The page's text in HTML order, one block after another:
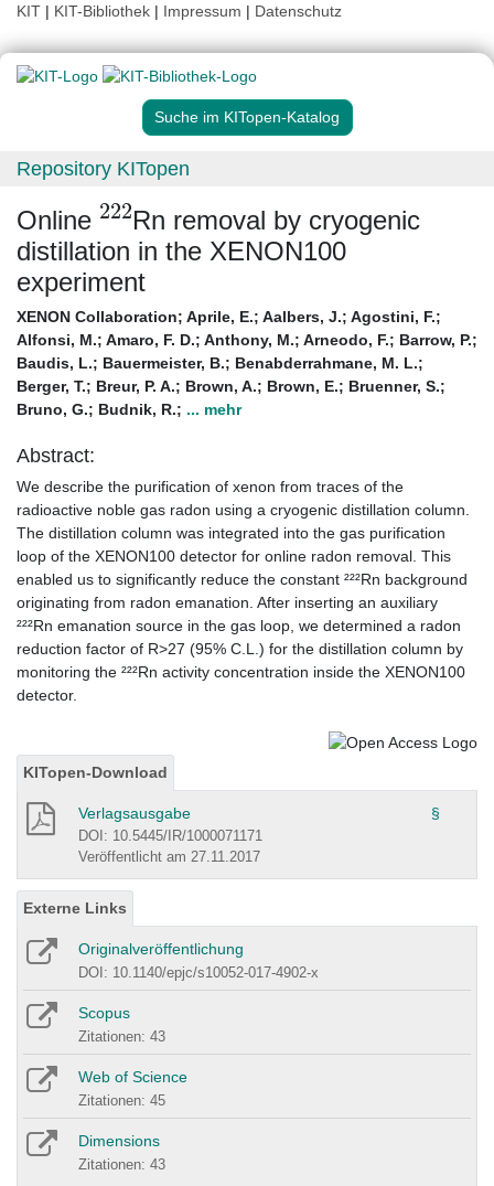
KIT | KIT-Bibliothek | Impressum | Datenschutz
Suche im KITopen-Katalog
Repository KITopen
Online
222
Rn removal by cryogenic
distillation in the XENON100
experiment
XENON Collaboration; Aprile, E.; Aalbers, J.; Agostini, F.;
Alfonsi, M.; Amaro, F. D.; Anthony, M.; Arneodo, F.; Barrow, P.;
Baudis, L.; Bauermeister, B.; Benabderrahmane, M. L.;
Berger, T.; Breur, P. A.; Brown, A.; Brown, E.; Bruenner, S.;
Bruno, G.; Budnik, R.; ... mehr
Abstract:
We describe the purification of xenon from traces of the
radioactive noble gas radon using a cryogenic distillation column.
The distillation column was integrated into the gas purification
loop of the XENON100 detector for online radon removal. This
enabled us to significantly reduce the constant ²²²Rn background
originating from radon emanation. After inserting an auxiliary
²²²Rn emanation source in the gas loop, we determined a radon
reduction factor of R>27 (95% C.L.) for the distillation column by
monitoring the ²²²Rn activity concentration inside the XENON100
detector.
KITopen-Download
Verlagsausgabe §
DOI: 10.5445/IR/1000071171
Veröffentlicht am 27.11.2017
Externe Links
Originalveröffentlichung
DOI: 10.1140/epjc/s10052-017-4902-x
Scopus
Zitationen: 43
Web of Science
Zitationen: 45
Dimensions
Zitationen: 43